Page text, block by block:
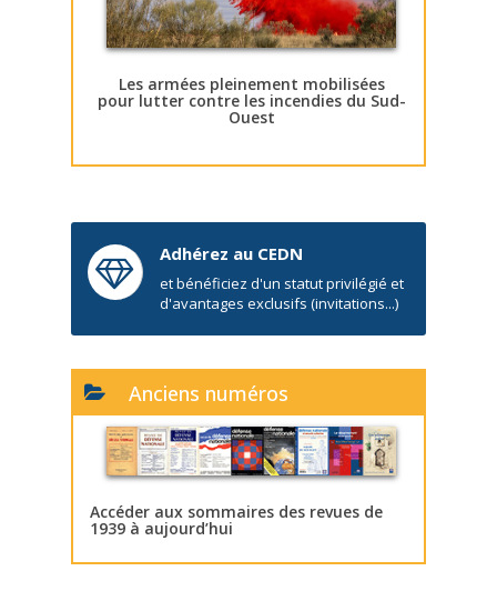
Les armées pleinement mobilisées
pour lutter contre les incendies du Sud-
Ouest
Adhérez au CEDN
et bénéficiez d'un statut privilégié et
d'avantages exclusifs (invitations...)
Anciens numéros
Accéder aux sommaires des revues de
1939 à aujourd’hui